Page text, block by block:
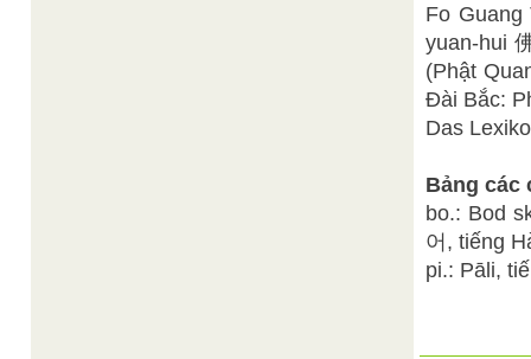
Fo Guang
yuan-hui
(Phật
Đài Bắc:
Das
Bảng các
bo.: Bod
어, tiếng
pi.: Pāli,